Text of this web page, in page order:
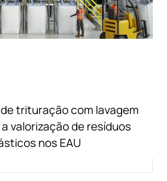
trituração com lavagem
valorização de resíduos
nos EAU